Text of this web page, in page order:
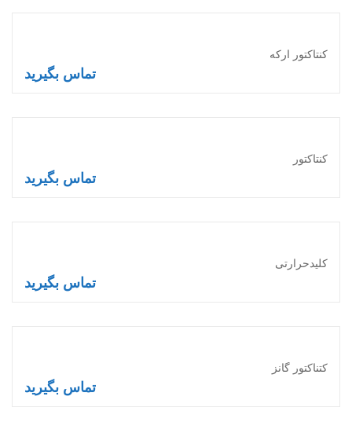
کتناکتور گانز
تماس بگیرید
کلیدحرارتی
تماس بگیرید
کنتاکتور
تماس بگیرید
کنتاکتور ارکه
تماس بگیرید